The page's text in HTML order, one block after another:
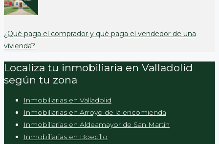
¿Qué paga el comprador y qué paga el vendedor de una
vivienda?
Localiza tu inmobiliaria en Valladolid
según tu zona
Inmobiliarias en Valladolid
Inmobiliarias en Arroyo de la encomienda
Inmobiliarias en Aldeamayor de San Martín
Inmobiliarias en Boecillo